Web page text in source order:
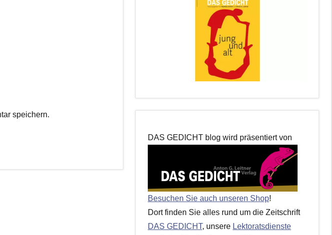
speichern.
DAS GEDICHT blog wird präsentiert von
Besuchen Sie auch unseren Shop!
Dort finden Sie alles rund um die Zeitschrift
DAS GEDICHT, unsere Lektoratsdienste